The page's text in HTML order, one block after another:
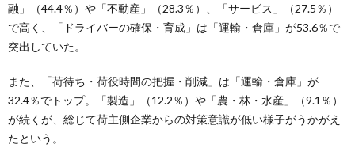
融」（44.4％）や「不動産」（28.3％）、「サービス」（27.5％）
で高く、「ドライバーの確保・育成」は「運輸・倉庫」が53.6％で
突出していた。
また、「荷待ち・荷役時間の把握・削減」は「運輸・倉庫」が
32.4％でトップ。「製造」（12.2％）や「農・林・水産」（9.1％）
が続くが、総じて荷主側企業からの対策意識が低い様子がうかがえ
たという。